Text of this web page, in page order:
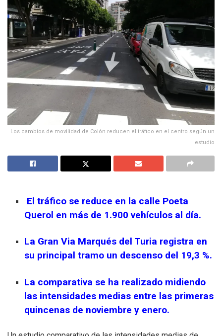
Los cambios de movilidad de Colón reducen el tráfico en el centro según un
estudio
El tráfico se reduce en la calle Poeta
Querol en más de 1.900 vehículos al día.
La Gran Via Marqués del Turia registra en
su principal tramo un descenso del 19,3 %.
La comparativa se ha realizado midiendo
las intensidades medias entre las primeras
quincenas de noviembre y enero.